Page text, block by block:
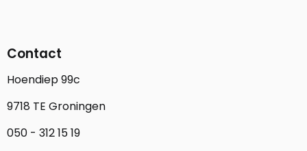
Contact
Hoendiep 99c
9718 TE Groningen
050 - 312 15 19